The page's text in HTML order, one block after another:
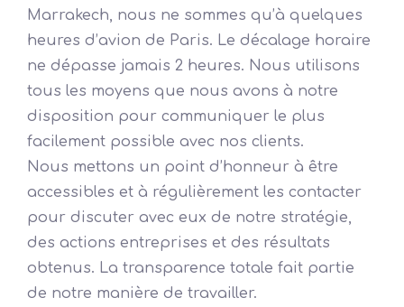
Marrakech, nous ne sommes qu’à quelques
heures d’avion de Paris. Le décalage horaire
ne dépasse jamais 2 heures. Nous utilisons
tous les moyens que nous avons à notre
disposition pour communiquer le plus
facilement possible avec nos clients.
Nous mettons un point d’honneur à être
accessibles et à régulièrement les contacter
pour discuter avec eux de notre stratégie,
des actions entreprises et des résultats
obtenus. La transparence totale fait partie
de notre manière de travailler.